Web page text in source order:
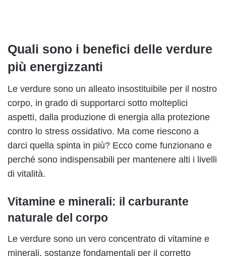
Quali sono i benefici delle verdure
più energizzanti
Le verdure sono un alleato insostituibile per il nostro
corpo, in grado di supportarci sotto molteplici
aspetti, dalla produzione di energia alla protezione
contro lo stress ossidativo. Ma come riescono a
darci quella spinta in più? Ecco come funzionano e
perché sono indispensabili per mantenere alti i livelli
di vitalità.
Vitamine e minerali: il carburante
naturale del corpo
Le verdure sono un vero concentrato di vitamine e
minerali, sostanze fondamentali per il corretto